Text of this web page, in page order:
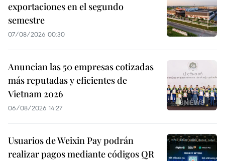
exportaciones en el segundo
semestre
07/08/2026 00:30
Anuncian las 50 empresas cotizadas
más reputadas y eficientes de
Vietnam 2026
06/08/2026 14:27
Usuarios de Weixin Pay podrán
realizar pagos mediante códigos QR